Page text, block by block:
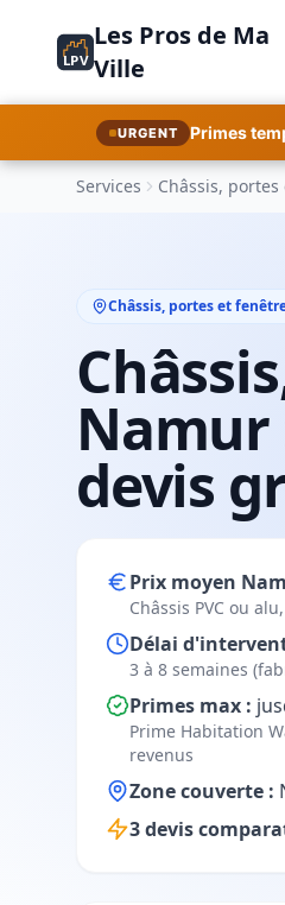
LPV
Les Pros de Ma
Ville
URGENT Primes
Services Châssis,
Châssis, portes et
Namur
devis
Prix moyen
Châssis PVC ou
Délai
3 à 8 semaines
Primes max :
Prime Habitation
revenus
Zone couverte :
3 devis